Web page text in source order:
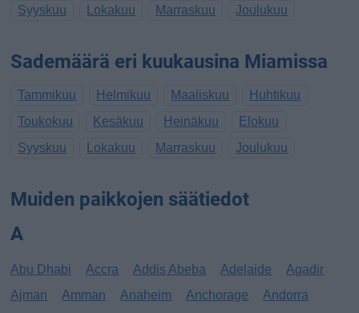
Syyskuu
Lokakuu Marraskuu Joulukuu
Sademäärä eri kuukausina Miamissa
Tammikuu Helmikuu Maaliskuu
Huhtikuu
Toukokuu
Kesäkuu Heinäkuu
Elokuu
Syyskuu
Lokakuu Marraskuu Joulukuu
Muiden paikkojen säätiedot
A
Abu Dhabi Accra Addis Abeba Adelaide
Agadir
Ajman
Amman Anaheim Anchorage
Andorra